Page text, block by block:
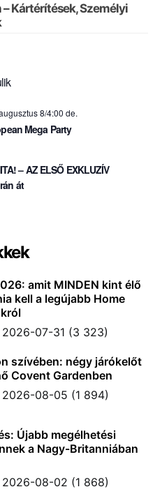
Kártérítések, Személyi
8/4:00 de.
Mega Party
– AZ ELSŐ EXKLUZÍV
át
amit MINDEN kint élő
kell a legújabb Home
2026-07-31 (3 323)
szívében: négy járókelőt
Covent Gardenben
2026-08-05 (1 894)
Újabb megélhetési
a Nagy-Britanniában
2026-08-02 (1 868)